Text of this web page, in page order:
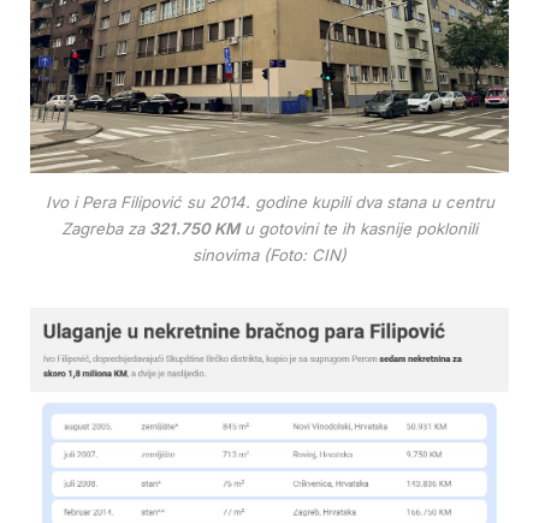
Ivo i Pera Filipović su 2014. godine kupili dva stana u centru
Zagreba za 321.750 KMu gotovini te ih kasnije poklonili
sinovima (Foto: CIN)